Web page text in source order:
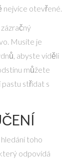
nejvíce otevřené.
Musíte je
abyste viděli
můžete
střídat s
toho
odpovídá